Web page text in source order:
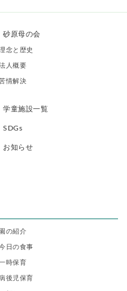
砂原母の会
念と歴史
人概要
情解決
学童施設一覧
SDGs
お知らせ
園の紹介
日の食事
時保育
後児保育